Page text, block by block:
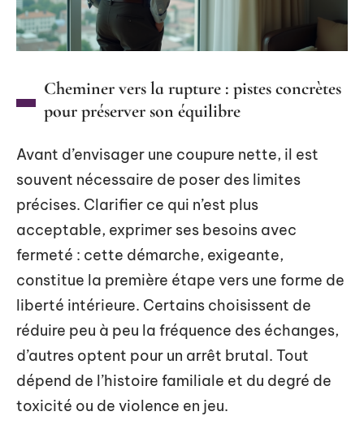
Cheminer vers la rupture : pistes concrètes
pour préserver son équilibre
Avant d’envisager une coupure nette, il est
souvent nécessaire de poser des limites
précises. Clarifier ce qui n’est plus
acceptable, exprimer ses besoins avec
fermeté : cette démarche, exigeante,
constitue la première étape vers une forme de
liberté intérieure. Certains choisissent de
réduire peu à peu la fréquence des échanges,
d’autres optent pour un arrêt brutal. Tout
dépend de l’histoire familiale et du degré de
toxicité ou de violence en jeu.